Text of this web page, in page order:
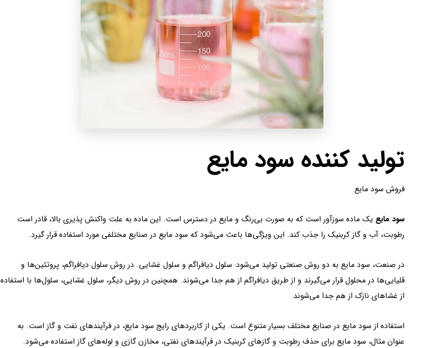
تولید کننده سود مایع
فروش سود مایع
سود مایع یک ماده سوزآور است که به صورت بی‌رنگ و مایع در دسترس است. این ماده به علت واکنش پذیری بالا، قادر است
رطوبت، آب و گاز کربنیک را جذب کند. این ویژگی‌ها باعث می‌شود که سود مایع در صنایع مختلفی مورد استفاده قرار گیرد.
در صنعت، سود مایع به دو روش صنعتی تولید می‌شود: سلول دیافراگم و سلول غشایی. در روش سلول دیافراگم، پروتئین‌ها و
قلیایی‌ها در محلول قرار می‌گیرند و از طریق دیافراگم از هم جدا می‌شوند. همچنین در روش دیگر، سلول غشایی، سلول‌ها با استفاده
از غشاهای نازک از هم جدا می‌شوند.
استفاده از سود مایع در صنایع مختلف بسیار متنوع است. یکی از کاربردهای رایج سود مایع، در فرآیندهای نفت و گاز است. به
عنوان مثال، سود مایع برای حذف رطوبت و گازهای کربنیک در فرآیندهای نفتی، مخازن گازی و لوله‌های گاز استفاده می‌شود.